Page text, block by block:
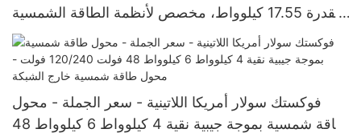
بقدرة 17.55 كيلوواط، مخصص لأنظمة الطاقة الشمسية
خارج الشبكة بجهد 120 فولت، ويخدم الإكوادور والبرازيل
وكولومبيا.
فوكستك سولار أمريكا اللاتينية - سعر الجملة - محول
طاقة شمسية بموجة جيبية نقية 4 كيلوواط 6 كيلوواط 48